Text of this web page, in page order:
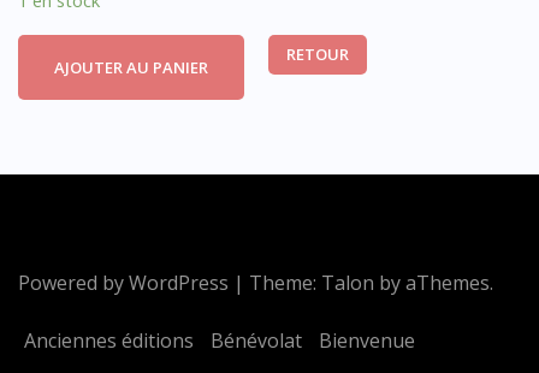
AJOUTER AU PANIER
RETOUR
Powered by WordPress | Theme: Talon by aThemes.
Anciennes éditions Bénévolat
Bienvenue